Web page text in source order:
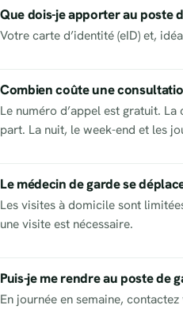
Que dois-je apporter au poste
Votre carte d’identité (eID) et,
Combien coûte une
Le numéro d’appel est gratuit.
part. La nuit, le week-end et les
Le médecin de garde se
Les visites à domicile sont
une visite est nécessaire.
Puis-je me rendre au poste de
En journée en semaine,